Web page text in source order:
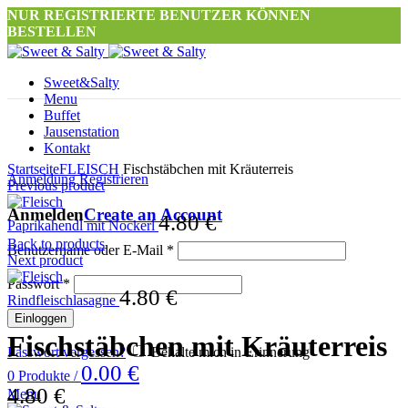
NUR REGISTRIERTE BENUTZER KÖNNEN
BESTELLEN
Sweet&Salty
Menu
Buffet
Jausenstation
Kontakt
Anmeldung Registrieren
AnmeldenCreate an Account
Benutzername oder E-Mail *
Passwort*
Einloggen
Passwort vergessen?
Behalte mich in Erinnerung
0 Produkte / 0.00 €
Menu
Click to enlarge
StartseiteFLEISCH Fischstäbchen mit Kräuterreis
Previous product
Paprikahendl mit Nockerl4.80€
Back to products
Next product
Rindfleischlasagne 4.80€
Fischstäbchen mit Kräuterreis
4.80 €